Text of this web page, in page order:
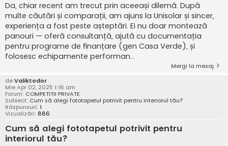
Da, chiar recent am trecut prin aceeași dilemă. După
multe căutări și comparații, am ajuns la Unisolar și sincer,
experiența a fost peste așteptări. Ei nu doar montează
panouri — oferă consultanță, ajută cu documentația
pentru programe de finanțare (gen Casa Verde), și
folosesc echipamente performan...
Mergi la mesaj
deValiktodor
Mie Apr 02, 2025 1:16 am
Forum: COMPETITII PRIVATE
Subiect: Cum să alegi fototapetul potrivit pentru interiorul tău?
Răspunsuri: 1
Vizualizări: 886
Cum să alegi fototapetul potrivit pentru
interiorul tău?